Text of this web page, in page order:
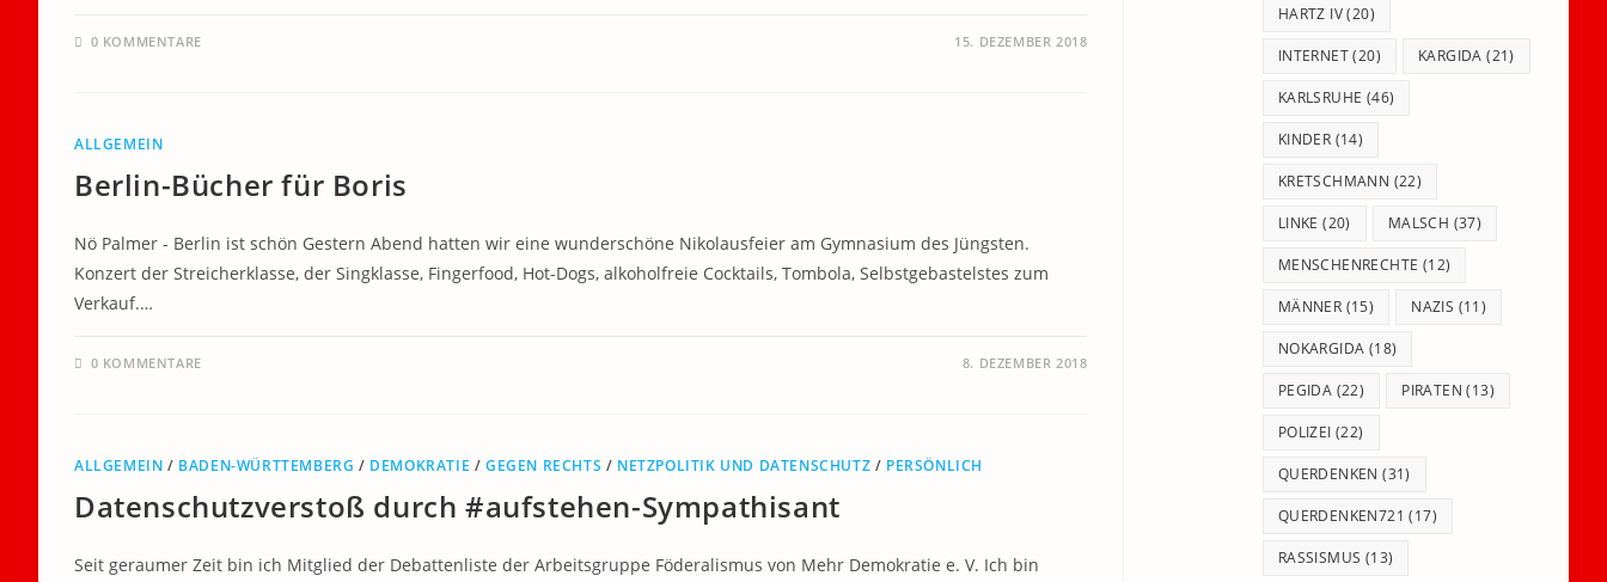
0 KOMMENTARE 15. DEZEMBER 2018
ALLGEMEIN
Berlin-Bücher für Boris
Nö Palmer - Berlin ist schön Gestern Abend hatten wir eine wunderschöne Nikolausfeier am Gymnasium des Jüngsten.
Konzert der Streicherklasse, der Singklasse, Fingerfood, Hot-Dogs, alkoholfreie Cocktails, Tombola, Selbstgebastelstes zum
Verkauf.…
0 KOMMENTARE 8. DEZEMBER 2018
ALLGEMEIN / BADEN-WÜRTTEMBERG / DEMOKRATIE /GEGEN RECHTS / NETZPOLITIK UND DATENSCHUTZ / PERSÖNLICH
Datenschutzverstoß durch #aufstehen-Sympathisant
Seit geraumer Zeit bin ich Mitglied der Debattenliste der Arbeitsgruppe Föderalismus von Mehr Demokratie e. V. Ich bin
HARTZ IV(20)
INTERNET(20) KARGIDA (21)
KARLSRUHE (46)
KINDER (14)
KRETSCHMANN (22)
LINKE (20) MALSCH (37)
MENSCHENRECHTE (12)
MÄNNER (15) NAZIS (11)
NOKARGIDA (18)
PEGIDA (22) PIRATEN (13)
POLIZEI (22)
QUERDENKEN (31)
QUERDENKEN721 (17)
RASSISMUS (13)